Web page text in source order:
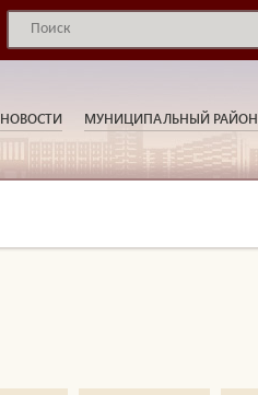
НОВОСТИ МУНИЦИПАЛЬНЫЙ РАЙОН